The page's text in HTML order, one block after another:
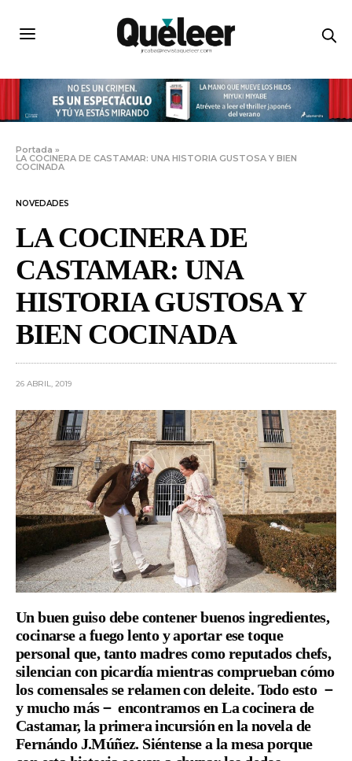
Portada »
LA COCINERA DE CASTAMAR: UNA HISTORIA GUSTOSA Y BIEN
COCINADA
NOVEDADES
LA COCINERA DE
CASTAMAR: UNA
HISTORIA GUSTOSA Y
BIEN COCINADA
26 ABRIL, 2019
Un buen guiso debe contener buenos ingredientes,
cocinarse a fuego lento y aportar ese toque
personal que, tanto madres como reputados chefs,
silencian con picardía mientras comprueban cómo
los comensales se relamen con deleite. Todo esto －
y mucho más－ encontramos enLa cocinera de
Castamar, la primera incursión en la novela de
Fernándo J.Múñez. Siéntense a la mesa porque